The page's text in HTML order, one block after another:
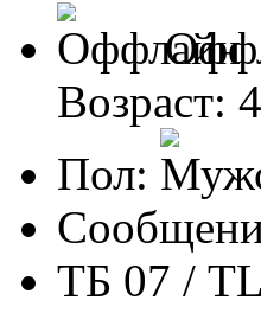
Возраст:
Пол:
ТБ 07 /